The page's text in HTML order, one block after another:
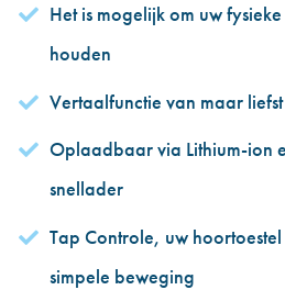
Het is mogelijk om uw
houden
Vertaalfunctie van maar
Oplaadbaar via Lithium-ion
snellader
Tap Controle, uw
simpele beweging